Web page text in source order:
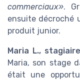
commerciaux».
ensuite décroché
produit junior.
Maria L.,
Maria, son stage
était une